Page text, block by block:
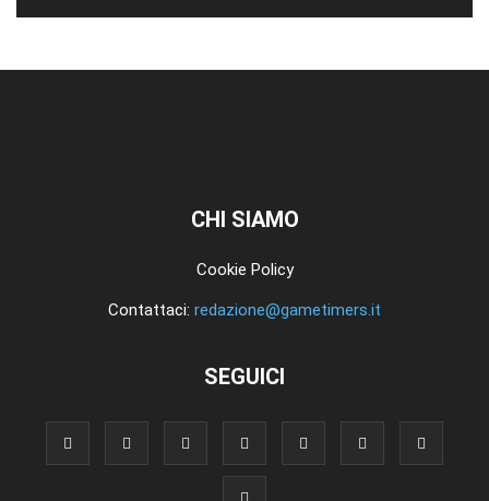
CHI SIAMO
Cookie Policy
Contattaci: redazione@gametimers.it
SEGUICI